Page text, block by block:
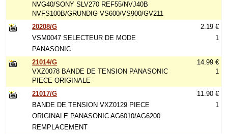
NVG40/SONY SLV270 REF55/NVJ40B
NVFS100B/GRUNDIG VS600/VS900/GV211
20208/G
VSM0047 SELECTEUR DE MODE
PANASONIC
2.19 €
1
21014/G
VXZ0078 BANDE DE TENSION PANASONIC
PIECE ORIGINALE
14.99 €
1
21017/G
BANDE DE TENSION VXZ0129 PIECE
ORIGINALE PANASONIC AG6010/AG6200
REMPLACEMENT
11.90 €
1